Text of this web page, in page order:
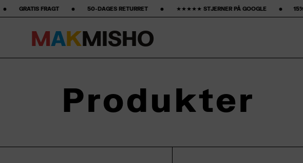
•‎ ‎ ‎ ‎ ‎ ‎ ‎ ‎ 50-DAGES RETURRET ‎ ‎ ‎ ‎ ‎ ‎ ‎ •‎ ‎ ‎ ‎ ‎ ‎ ‎ ‎ ★★★★★ STJERNER PÅ GOOGLE ‎ ‎ ‎ ‎ ‎ ‎ ‎ •‎ ‎ ‎ ‎ ‎ ‎ ‎ ‎15% FØRSTE KØB‎
MAKMISHO
Produkter